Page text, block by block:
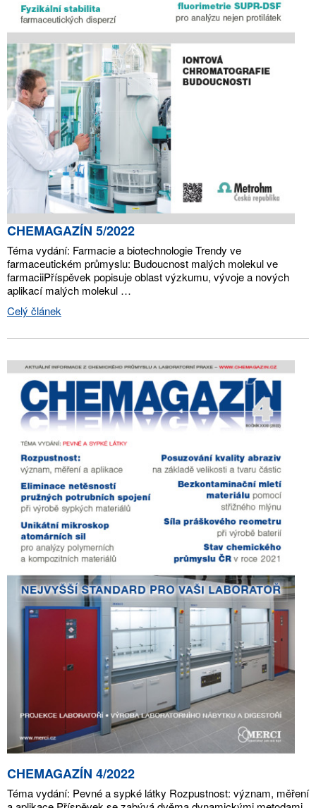
CHEMAGAZÍN 5/2022
Téma vydání: Farmacie a biotechnologie Trendy ve
farmaceutickém průmyslu: Budoucnost malých molekul ve
farmaciiPříspěvek popisuje oblast výzkumu, vývoje a nových
aplikací malých molekul …
Celý článek
CHEMAGAZÍN 4/2022
Téma vydání: Pevné a sypké látky Rozpustnost: význam, měření